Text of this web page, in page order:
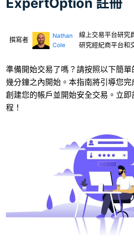
撰寫者
Nathan
Cole
線上交易平台研究
研究經紀商平台和
準備開始交易了嗎？請按照以下簡
幾分鐘之內開始。本指南將引導您
創建您的帳戶並開始安全交易。立
程！